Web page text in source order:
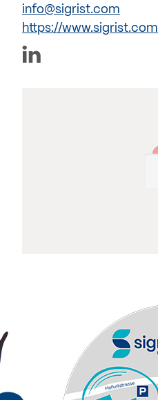
info@sigrist.com
https://www.sigrist.com